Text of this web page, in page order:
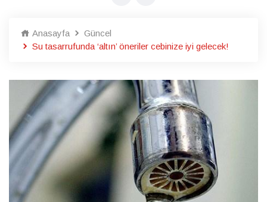
Anasayfa
Güncel
Su tasarrufunda ‘altın’ öneriler cebinize iyi gelecek!